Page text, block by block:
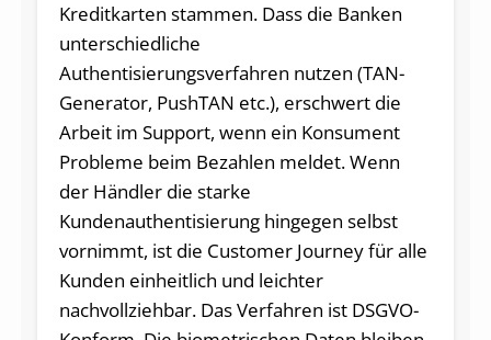
Kreditkarten stammen. Dass die Banken
unterschiedliche
Authentisierungsverfahren nutzen (TAN-
Generator, PushTAN etc.), erschwert die
Arbeit im Support, wenn ein Konsument
Probleme beim Bezahlen meldet. Wenn
der Händler die starke
Kundenauthentisierung hingegen selbst
vornimmt, ist die Customer Journey für alle
Kunden einheitlich und leichter
nachvollziehbar. Das Verfahren ist DSGVO-